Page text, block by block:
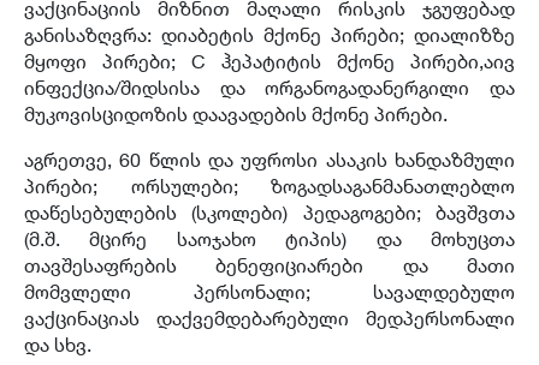
ვაქცინაციის მიზნით მაღალი რისკის ჯგუფებად
განისაზღვრა: დიაბეტის მქონე პირები; დიალიზზე
მყოფი პირები; C ჰეპატიტის მქონე პირები,აივ
ინფექცია/შიდსისა და ორგანოგადანერგილი და
მუკოვისციდოზის დაავადების მქონე პირები.
აგრეთვე, 60 წლის და უფროსი ასაკის ხანდაზმული
პირები; ორსულები; ზოგადსაგანმანათლებლო
დაწესებულების (სკოლები) პედაგოგები; ბავშვთა
(მ.შ. მცირე საოჯახო ტიპის) და მოხუცთა
თავშესაფრების ბენეფიციარები და მათი
მომვლელი პერსონალი; სავალდებულო
ვაქცინაციას დაქვემდებარებული მედპერსონალი
და სხვ.